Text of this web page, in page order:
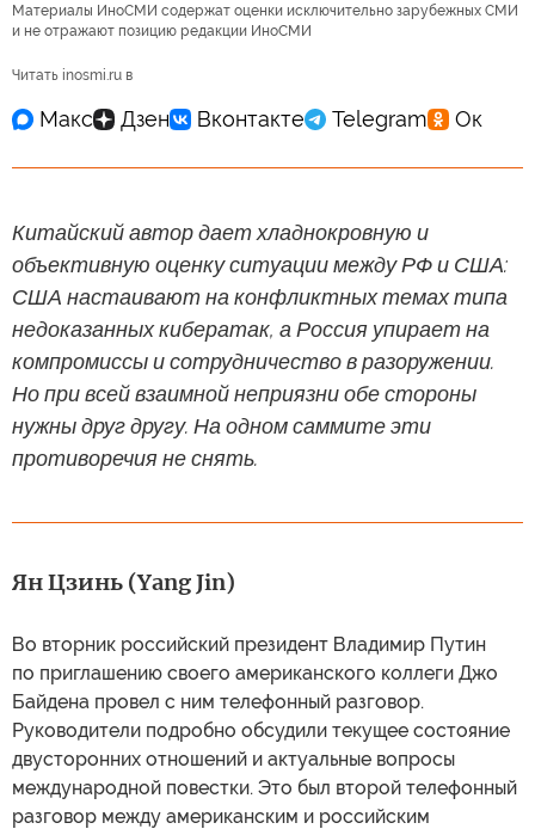
Материалы ИноСМИ содержат оценки исключительно зарубежных СМИ
и не отражают позицию редакции ИноСМИ
Читать inosmi.ru в
Китайский автор дает хладнокровную и
объективную оценку ситуации между РФ и США:
США настаивают на конфликтных темах типа
недоказанных кибератак, а Россия упирает на
компромиссы и сотрудничество в разоружении.
Но при всей взаимной неприязни обе стороны
нужны друг другу. На одном саммите эти
противоречия не снять.
Ян Цзинь (Yang Jin)
Во вторник российский президент Владимир Путин
по приглашению своего американского коллеги Джо
Байдена провел с ним телефонный разговор.
Руководители подробно обсудили текущее состояние
двусторонних отношений и актуальные вопросы
международной повестки. Это был второй телефонный
разговор между американским и российским